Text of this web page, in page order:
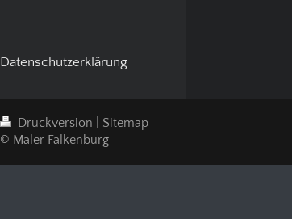
Datenschutzerklärung
Druckversion
Sitemap
© Maler Falkenburg